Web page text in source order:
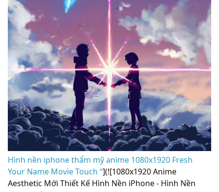
Hình nền iphone thẩm mỹ anime 1080x1920 Fresh
Your Name Movie Touch “](![1080x1920 Anime
Aesthetic Mới Thiết Kế Hình Nền iPhone - Hình Nền